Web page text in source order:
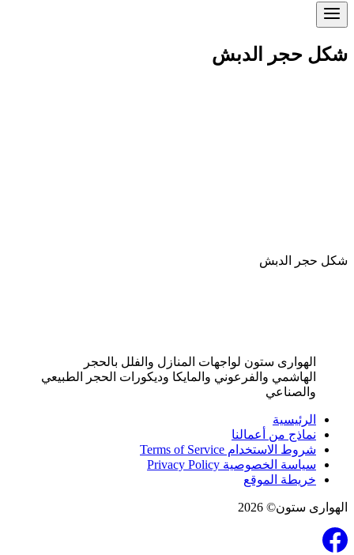
شكل حجر الدبش
شكل حجر الدبش
الهوارى ستون لواجهات المنازل والفلل بالحجر
الهاشمي والفرعوني والمايكا وديكورات الحجر الطبيعي
والصناعي
الرئيسية
نماذج من أعمالنا
شروط الاستخدام Terms of Service
سياسة الخصوصية Privacy Policy
خريطة الموقع
الهوارى ستون© 2026